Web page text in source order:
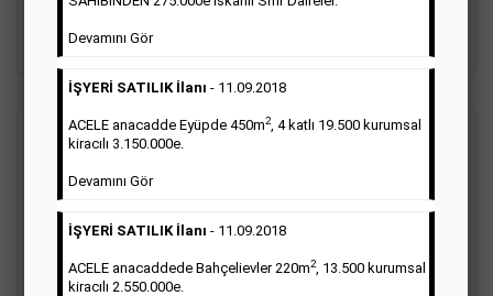
Detaylı Bilgi & İlan Örnekleri
Vasıta İlanı
Sarı sayfa ilanlar alım- satım, duyuru, mini reklam şeklinde
ifade edilebilen ilanlardır. Gazetelerin tirajını önemli ölçüde
etkilerler ve gazete gelirlerinin de önemli bir bölümünü
oluştururlar.Sabah sarı sayfa eleman ilanlarında 6 kelime
sayısı şartı aranmamaktadır.
Devamını Gör
İŞYERİ SATILIK İlanı - 11.09.2018
ACELE anacadde Eyüpde 450m2, 4 katlı 19.500 kurumsal
kiracılı 3.150.000e.
Devamını Gör
İŞYERİ SATILIK İlanı - 11.09.2018
ACELE anacaddede Bahçelievler 220m2, 13.500 kurumsal
kiracılı 2.550.000e.